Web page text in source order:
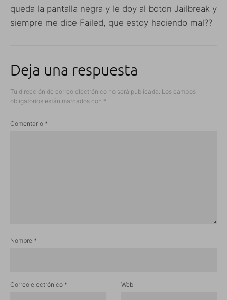
queda la pantalla negra y le doy al boton Jailbreak y
siempre me dice Failed, que estoy haciendo mal??
Deja una respuesta
Tu dirección de correo electrónico no será publicada. Los campos
obligatorios están marcados con *
Comentario *
Nombre *
Correo electrónico * Web